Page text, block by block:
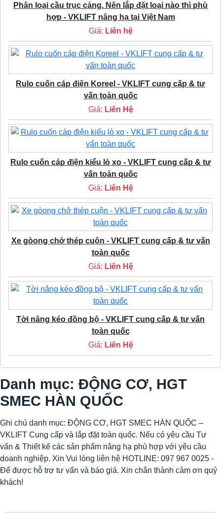
Phân loại cầu trục cảng. Nên lắp đặt loại nào thì phù
hợp - VKLIFT nâng hạ tại Việt Nam
Giá: Liên hệ
Rulo cuốn cáp điện Koreel - VKLIFT cung cấp & tư
vấn toàn quốc
Giá: Liên Hệ
Rulo cuốn cáp điện kiểu lò xo - VKLIFT cung cấp & tư
vấn toàn quốc
Giá: Liên Hệ
Xe gòong chở thép cuộn - VKLIFT cung cấp & tư vấn
toàn quốc
Giá: Liên Hệ
Tời nâng kéo đồng bộ - VKLIFT cung cấp & tư vấn
toàn quốc
Giá: Liên Hệ
Danh mục: ĐỘNG CƠ, HGT
SMEC HÀN QUỐC
Ghi chú danh mục: ĐỘNG CƠ, HGT SMEC HÀN QUỐC –
VKLIFT Cung cấp và lắp đặt toàn quốc. Nếu có yêu cầu Tư
vấn & Thiết kế các sản phẩm nâng hạ phù hợp với yêu cầu
doanh nghiệp. Xin Vui lòng liên hệ HOTLINE: 097 967 0025 -
Để được hỗ trợ tư vấn và báo giá. Xin chân thành cảm ơn quý
khách!